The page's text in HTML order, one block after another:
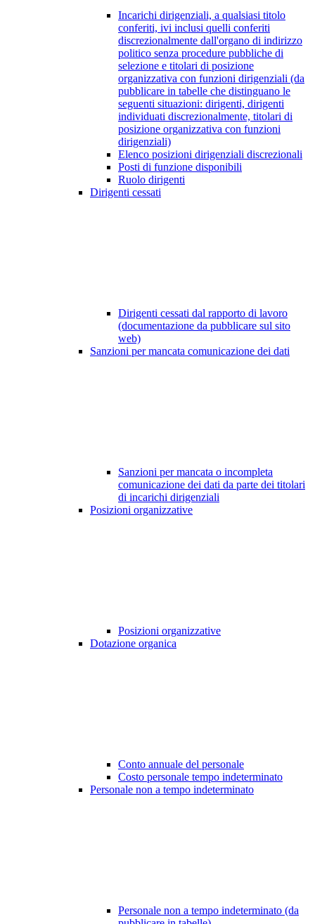
Incarichi dirigenziali, a qualsiasi titolo
conferiti, ivi inclusi quelli conferiti
discrezionalmente dall'organo di indirizzo
politico senza procedure pubbliche di
selezione e titolari di posizione
organizzativa con funzioni dirigenziali (da
pubblicare in tabelle che distinguano le
seguenti situazioni: dirigenti, dirigenti
individuati discrezionalmente, titolari di
posizione organizzativa con funzioni
dirigenziali)
Elenco posizioni dirigenziali discrezionali
Posti di funzione disponibili
Ruolo dirigenti
Dirigenti cessati
Dirigenti cessati dal rapporto di lavoro
(documentazione da pubblicare sul sito
web)
Sanzioni per mancata comunicazione dei dati
Sanzioni per mancata o incompleta
comunicazione dei dati da parte dei titolari
di incarichi dirigenziali
Posizioni organizzative
Posizioni organizzative
Dotazione organica
Conto annuale del personale
Costo personale tempo indeterminato
Personale non a tempo indeterminato
Personale non a tempo indeterminato (da